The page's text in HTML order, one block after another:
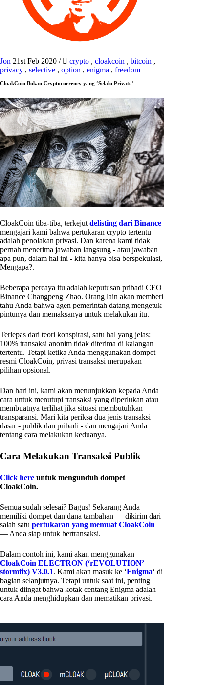
Jon 21st Feb 2020 / crypto , cloakcoin , bitcoin ,
privacy , selective , option , enigma , freedom
CloakCoin Bukan Cryptocurrency yang ‘Selalu Private’
CloakCoin tiba-tiba, terkejut delisting dari Binance
mengajari kami bahwa pertukaran crypto tertentu
adalah penolakan privasi. Dan karena kami tidak
pernah menerima jawaban langsung - atau jawaban
apa pun, dalam hal ini - kita hanya bisa berspekulasi,
Mengapa?.
Beberapa percaya itu adalah keputusan pribadi CEO
Binance Changpeng Zhao. Orang lain akan memberi
tahu Anda bahwa agen pemerintah datang mengetuk
pintunya dan memaksanya untuk melakukan itu.
Terlepas dari teori konspirasi, satu hal yang jelas:
100% transaksi anonim tidak diterima di kalangan
tertentu. Tetapi ketika Anda menggunakan dompet
resmi CloakCoin, privasi transaksi merupakan
pilihan opsional.
Dan hari ini, kami akan menunjukkan kepada Anda
cara untuk menutupi transaksi yang diperlukan atau
membuatnya terlihat jika situasi membutuhkan
transparansi. Mari kita periksa dua jenis transaksi
dasar - publik dan pribadi - dan mengajari Anda
tentang cara melakukan keduanya.
Cara Melakukan Transaksi Publik
Click here untuk mengunduh dompet
CloakCoin.
Semua sudah selesai? Bagus! Sekarang Anda
memiliki dompet dan dana tambahan — dikirim dari
salah satu pertukaran yang memuat CloakCoin
— Anda siap untuk bertransaksi.
Dalam contoh ini, kami akan menggunakan
CloakCoin ELECTRON (‘rEVOLUTION’
stormfix) V3.0.1. Kami akan masuk ke ‘Enigma‘ di
bagian selanjutnya. Tetapi untuk saat ini, penting
untuk diingat bahwa kotak centang Enigma adalah
cara Anda menghidupkan dan mematikan privasi.